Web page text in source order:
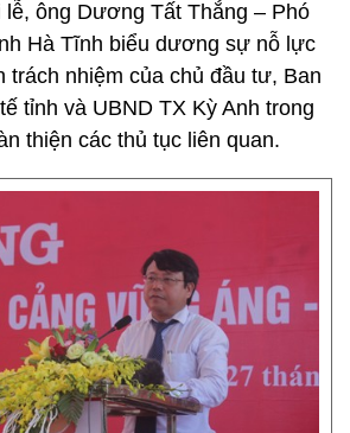
lễ, ông Dương Tất Thắng – Phó
Hà Tĩnh biểu dương sự nỗ lực
trách nhiệm của chủ đầu tư, Ban
tỉnh và UBND TX Kỳ Anh trong
thiện các thủ tục liên quan.